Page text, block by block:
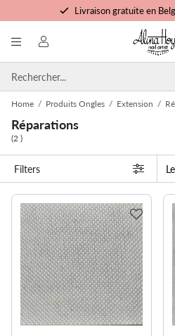
Livraison gratuite en
Formation et
Commandé avant
Home / Produits Ongles / Extension /
Réparations
(2 )
Filters